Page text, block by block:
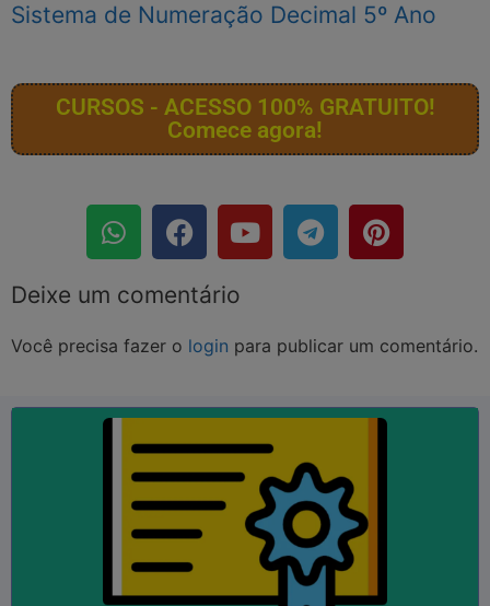
Sistema de Numeração Decimal 5º Ano
CURSOS - ACESSO 100% GRATUITO!
Comece agora!
Deixe um comentário
Você precisa fazer o login para publicar um comentário.
Válido em todo o Brasil! Útil para: Faculdades;
Empregos; Currículos; Qualificação; Aperfeiçoamento,
SAIBA MAIS